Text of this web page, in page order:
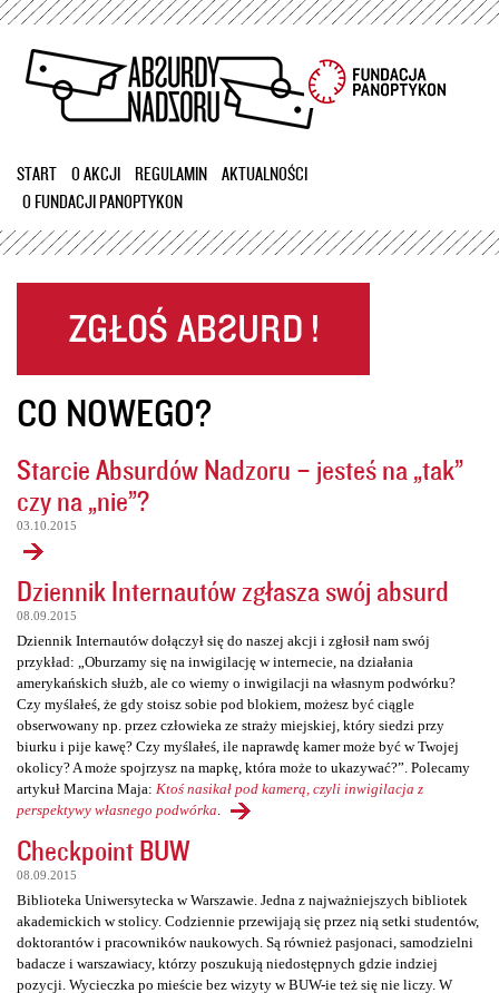
Przejdź
treści
START O AKCJI REGULAMIN
AKTUALNOŚCI
O FUNDACJI PANOPTYKON
CO NOWEGO?
Starcie Absurdów Nadzoru – jesteś na „tak”
czy na „nie”?
03.10.2015
Dziennik Internautów zgłasza swój absurd
08.09.2015
Dziennik Internautów dołączył się do naszej akcji i zgłosił nam swój
przykład: „Oburzamy się na inwigilację w internecie, na działania
amerykańskich służb, ale co wiemy o inwigilacji na własnym podwórku?
Czy myślałeś, że gdy stoisz sobie pod blokiem, możesz być ciągle
obserwowany np. przez człowieka ze straży miejskiej, który siedzi przy
biurku i pije kawę? Czy myślałeś, ile naprawdę kamer może być w Twojej
okolicy? A może spojrzysz na mapkę, która może to ukazywać?”. Polecamy
artykuł Marcina Maja: Ktoś nasikał pod kamerą, czyli inwigilacja z
perspektywy własnego podwórka
Checkpoint BUW
08.09.2015
Biblioteka Uniwersytecka w Warszawie. Jedna z najważniejszych bibliotek
akademickich w stolicy. Codziennie przewijają się przez nią setki studentów,
doktorantów i pracowników naukowych. Są również pasjonaci, samodzielni
badacze i warszawiacy, którzy poszukują niedostępnych gdzie indziej
pozycji. Wycieczka po mieście bez wizyty w BUW-ie też się nie liczy. W